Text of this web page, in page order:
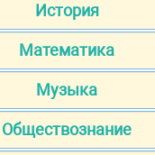
История
Математика
Музыка
Обществознание